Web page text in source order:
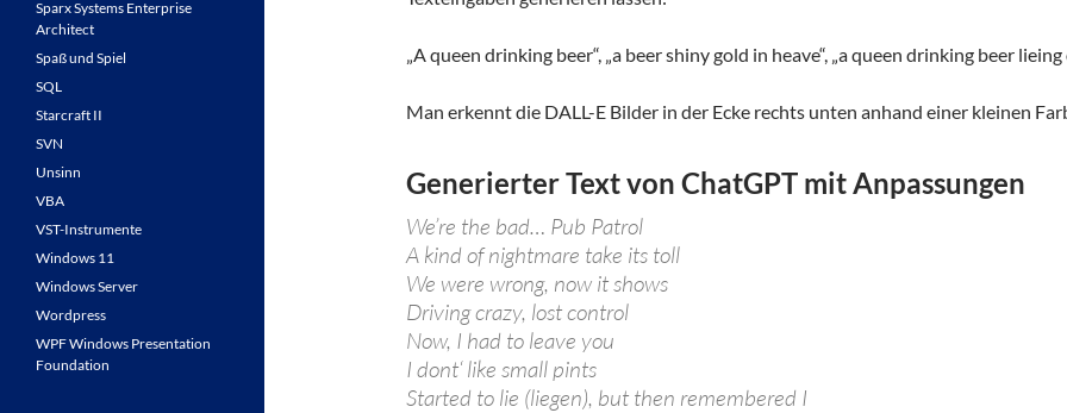
„A queen drinking beer“, „a beer shiny gold in heave“, „a queen drinking beer
Man erkennt die DALL-E Bilder in der Ecke rechts unten anhand einer kleinen
Generierter Text von ChatGPT mit Anpassungen
We’re the bad… Pub Patrol
A kind of nightmare take its toll
We were wrong, now it shows
Driving crazy, lost control
Now, I had to leave you
I dont‘ like small pints
Started to lie (liegen), but then remembered I
Sparx Systems Enterprise
Architect
Spaß und Spiel
SQL
Starcraft II
SVN
Unsinn
VBA
VST-Instrumente
Windows 11
Windows Server
Wordpress
WPF Windows Presentation
Foundation